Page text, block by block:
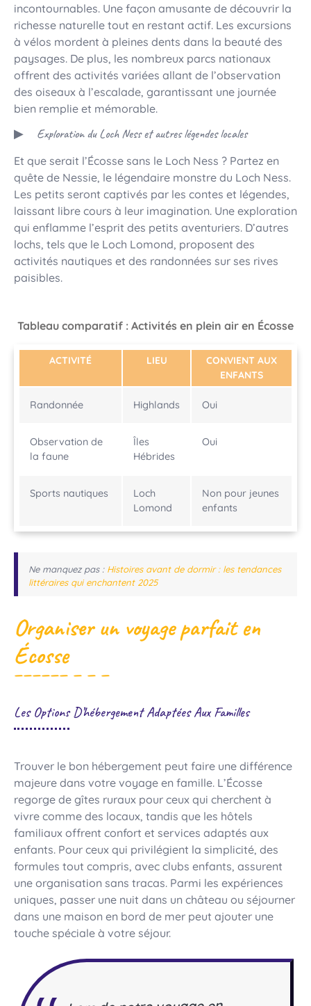
incontournables. Une façon amusante de découvrir la
richesse naturelle tout en restant actif. Les excursions
à vélos mordent à pleines dents dans la beauté des
paysages. De plus, les nombreux parcs nationaux
offrent des activités variées allant de l’observation
des oiseaux à l’escalade, garantissant une journée
bien remplie et mémorable.
Exploration du Loch Ness et autres légendes locales
Et que serait l’Écosse sans le Loch Ness ? Partez en
quête de Nessie, le légendaire monstre du Loch Ness.
Les petits seront captivés par les contes et légendes,
laissant libre cours à leur imagination. Une exploration
qui enflamme l’esprit des petits aventuriers. D’autres
lochs, tels que le Loch Lomond, proposent des
activités nautiques et des randonnées sur ses rives
paisibles.
Tableau comparatif : Activités en plein air en Écosse
ACTIVITÉ LIEU
CONVIENT AUX
ENFANTS
Randonnée Highlands Oui
Observation de
la faune
Îles
Hébrides
Oui
Sports nautiques
Loch
Lomond
Non pour jeunes
enfants
Ne manquez pas : Histoires avant de dormir : les tendances
littéraires qui enchantent 2025
Organiser un voyage parfait en
Écosse
Les Options D’hébergement Adaptées Aux Familles
Trouver le bon hébergement peut faire une différence
majeure dans votre voyage en famille. L’Écosse
regorge de gîtes ruraux pour ceux qui cherchent à
vivre comme des locaux, tandis que les hôtels
familiaux offrent confort et services adaptés aux
enfants. Pour ceux qui privilégient la simplicité, des
formules tout compris, avec clubs enfants, assurent
une organisation sans tracas. Parmi les expériences
uniques, passer une nuit dans un château ou séjourner
dans une maison en bord de mer peut ajouter une
touche spéciale à votre séjour.